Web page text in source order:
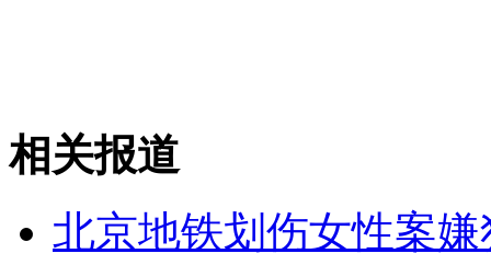
无痛分娩是否安全 医生回应
外交部：反对强权政治霸凌主义
相关报道
北京地铁划伤女性案